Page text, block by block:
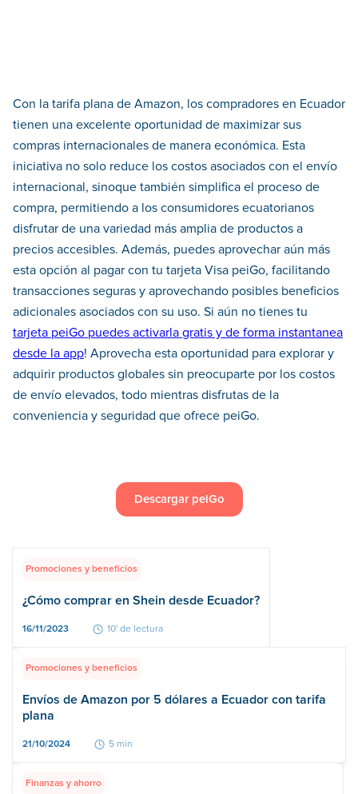
Con la tarifa plana de Amazon, los compradores en Ecuador
tienen una excelente oportunidad de maximizar sus
compras internacionales de manera económica. Esta
iniciativa no solo reduce los costos asociados con el envío
internacional, sinoque también simplifica el proceso de
compra, permitiendo a los consumidores ecuatorianos
disfrutar de una variedad más amplia de productos a
precios accesibles. Además, puedes aprovechar aún más
esta opción al pagar con tu tarjeta Visa peiGo, facilitando
transacciones seguras y aprovechando posibles beneficios
adicionales asociados con su uso. Si aún no tienes tu
tarjeta peiGo puedes activarla gratis y de forma instantanea
desde la app! Aprovecha esta oportunidad para explorar y
adquirir productos globales sin preocuparte por los costos
de envío elevados, todo mientras disfrutas de la
conveniencia y seguridad que ofrece peiGo.
Descargar peiGo
Promociones y beneficios
¿Cómo comprar en Shein desde Ecuador?
16/11/2023 10' de lectura
Promociones y beneficios
Envíos de Amazon por 5 dólares a Ecuador con tarifa
plana
21/10/2024 5 min
Finanzas y ahorro